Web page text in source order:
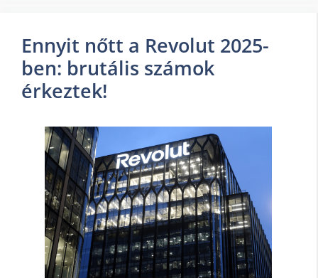
Ennyit nőtt a Revolut 2025-
ben: brutális számok
érkeztek!